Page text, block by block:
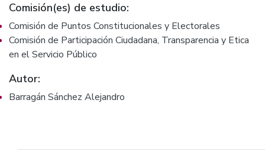
Comisión(es) de estudio:
Comisión de Puntos Constitucionales y Electorales
Comisión de Participación Ciudadana, Transparencia y Etica
en el Servicio Público
Autor:
Barragán Sánchez Alejandro